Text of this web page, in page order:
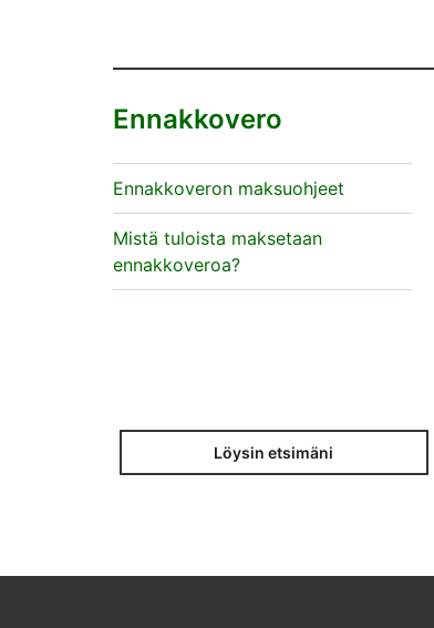
Ennakkovero
Ennakkoveron maksuohjeet
Mistä tuloista maksetaan
ennakkoveroa?
Löysin etsimäni